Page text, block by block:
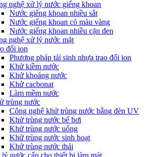
nghệ xử lý nước giếng khoan
Nước giếng khoan nhiều sắt
Nước giếng khoan có màu vàng
Nước giếng khoan nhiều cặn đen
nghệ xử lý nước mặt
đổi ion
Phương pháp tái sinh nhựa trao đổi ion
Khử kiềm nước
Khử khoáng nước
Khử cacbonat
Làm mềm nước
trùng nước
Công nghệ khử trùng nước bằng đèn UV
Khử trùng nước bể bơi
Khử trùng nước uống
Khử trùng nước sinh hoạt
Khử trùng nước thải
nước cấp cho thiết bị làm mát